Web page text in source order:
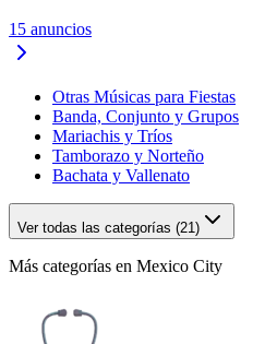
15 anuncios
Otras Músicas para Fiestas
Banda, Conjunto y Grupos
Mariachis y Tríos
Tamborazo y Norteño
Bachata y Vallenato
Ver todas las categorías (21)
Más categorías en Mexico City